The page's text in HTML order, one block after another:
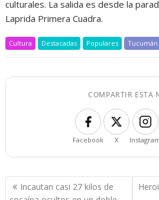
culturales. La salida es desde la
Laprida Primera Cuadra.
Cultura Destacadas Populares Tucumán
COMPARTIR ESTA
Facebook X
Navegación
Incautan casi 27 kilos de